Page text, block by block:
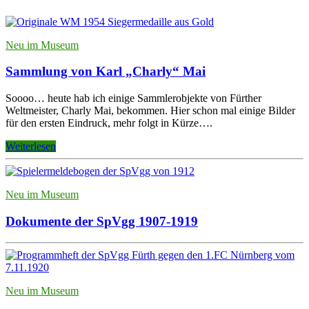
Neu im Museum
Sammlung von Karl „Charly“ Mai
Soooo… heute hab ich einige Sammlerobjekte von Fürther
Weltmeister, Charly Mai, bekommen. Hier schon mal einige Bilder
für den ersten Eindruck, mehr folgt in Kürze….
Weiterlesen
Neu im Museum
Dokumente der SpVgg 1907-1919
Neu im Museum